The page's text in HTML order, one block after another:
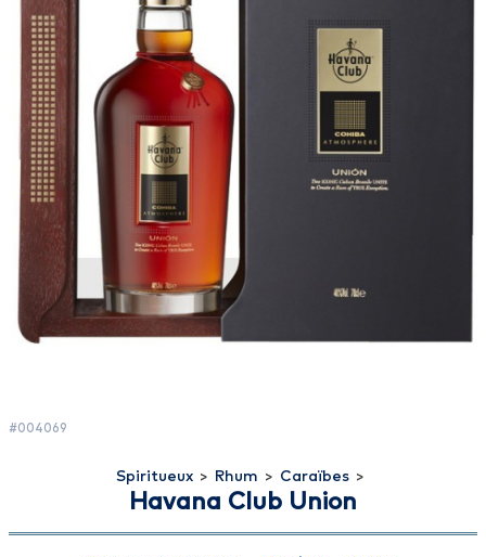
#004069
Spiritueux > Rhum > Caraïbes >
Havana Club Union